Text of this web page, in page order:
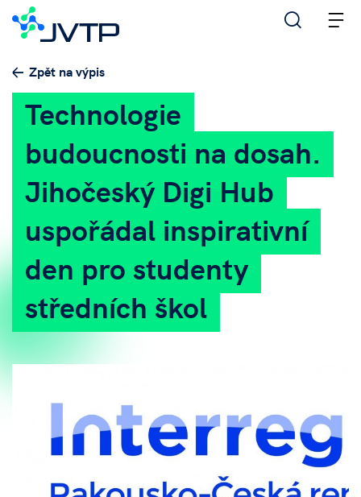
Zpět na výpis
Technologie
budoucnosti na dosah.
Jihočeský Digi Hub
uspořádal inspirativní
den pro studenty
středních škol